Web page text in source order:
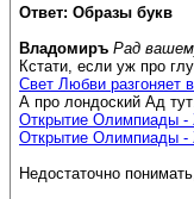
Ответ: Образы букв
Владомиръ Рад
Кстати, если уж про
Свет Любви разгоняет
А про лондоский Ад
Открытие Олимпиады -
Открытие Олимпиады -
Недостаточно